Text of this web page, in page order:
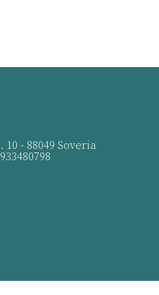
- 88049 Soveria